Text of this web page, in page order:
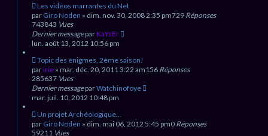
Les vidéos marrantes du Net
par Giro Noden » dim. nov. 30, 2008 2:35 pm729 Réponses
743843 Vues
Dernier messageparKaYsEr
lun. août 13, 2012 10:56 pm
Topic des énigmes, 2ème saison!
paririe » mar. déc. 20, 2011 3:22 am156 Réponses
285637 Vues
Dernier messageparWatchinofoye
mar. juil. 10, 2012 10:48 pm
Un projet Archéologique...
par Giro Noden » dim. mai 06, 2012 5:45 pm0 Réponses
59211 Vues